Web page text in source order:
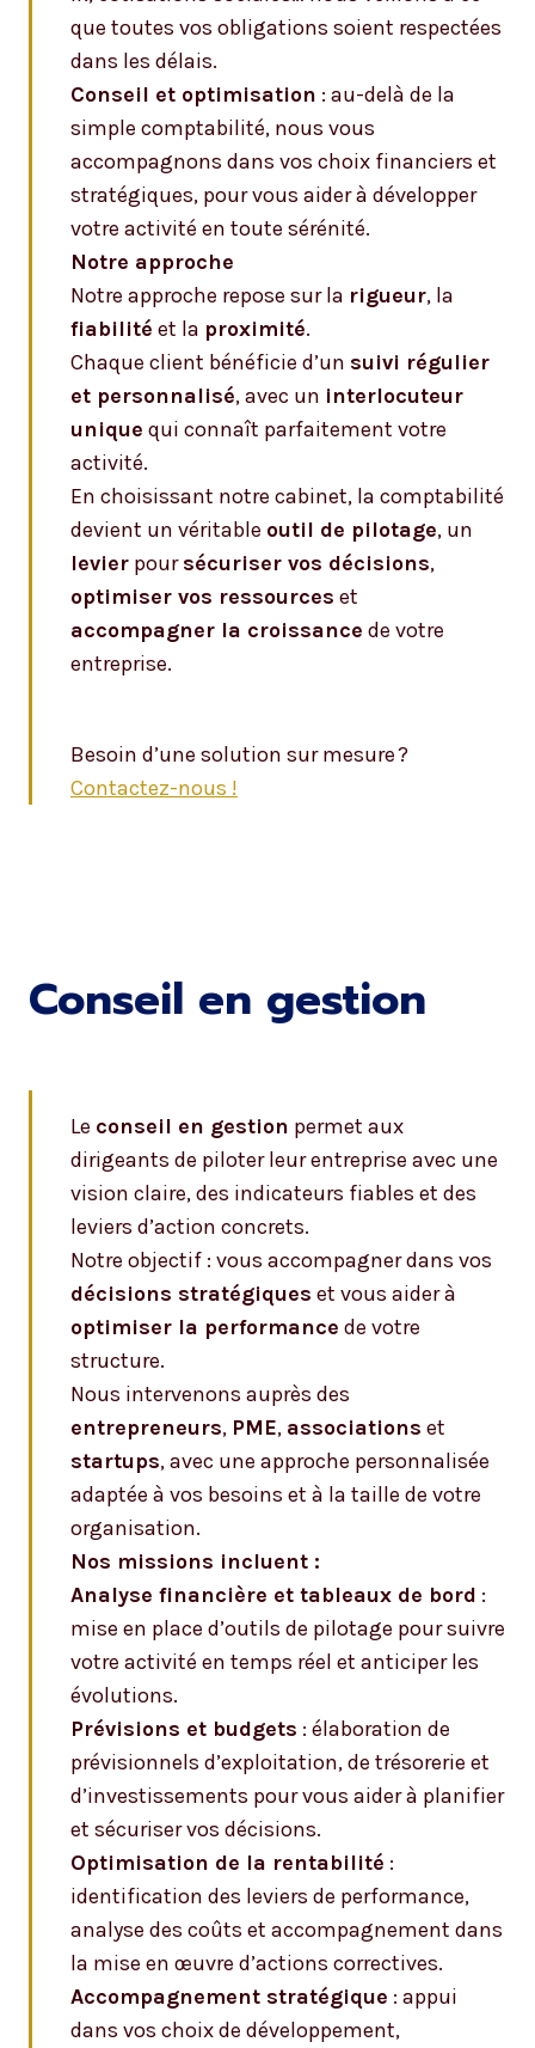
que toutes vos obligations soient respectées
dans les délais.
Conseil et optimisation : au-delà de la
simple comptabilité, nous vous
accompagnons dans vos choix financiers et
stratégiques, pour vous aider à développer
votre activité en toute sérénité.
Notre approche
Notre approche repose sur la rigueur, la
fiabilité et la proximité.
Chaque client bénéficie d’un suivi régulier
et personnalisé, avec un interlocuteur
unique qui connaît parfaitement votre
activité.
En choisissant notre cabinet, la comptabilité
devient un véritable outil de pilotage, un
levier poursécuriser vos décisions,
optimiser vos ressources et
accompagner la croissance de votre
entreprise.
Besoin d’une solution sur mesure ?
Contactez-nous !
Conseil en gestion
Le conseil en gestion permet aux
dirigeants de piloter leur entreprise avec une
vision claire, des indicateurs fiables et des
leviers d’action concrets.
Notre objectif : vous accompagner dans vos
décisions stratégiques et vous aider à
optimiser la performance de votre
structure.
Nous intervenons auprès des
entrepreneurs, PME, associations et
startups, avec une approche personnalisée
adaptée à vos besoins et à la taille de votre
organisation.
Nos missions incluent :
Analyse financière et tableaux de bord :
mise en place d’outils de pilotage pour suivre
votre activité en temps réel et anticiper les
évolutions.
Prévisions et budgets : élaboration de
prévisionnels d’exploitation, de trésorerie et
d’investissements pour vous aider à planifier
et sécuriser vos décisions.
Optimisation de la rentabilité :
identification des leviers de performance,
analyse des coûts et accompagnement dans
la mise en œuvre d’actions correctives.
Accompagnement stratégique : appui
dans vos choix de développement,